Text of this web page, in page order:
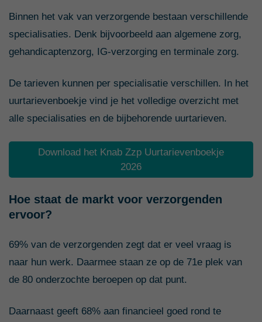
Binnen het vak van verzorgende bestaan verschillende
specialisaties. Denk bijvoorbeeld aan algemene zorg,
gehandicaptenzorg, IG-verzorging en terminale zorg.
De tarieven kunnen per specialisatie verschillen. In het
uurtarievenboekje vind je het volledige overzicht met
alle specialisaties en de bijbehorende uurtarieven.
Download het Knab Zzp Uurtarievenboekje
2026
Hoe staat de markt voor verzorgenden
ervoor?
69% van de verzorgenden zegt dat er veel vraag is
naar hun werk. Daarmee staan ze op de 71e plek van
de 80 onderzochte beroepen op dat punt.
Daarnaast geeft 68% aan financieel goed rond te